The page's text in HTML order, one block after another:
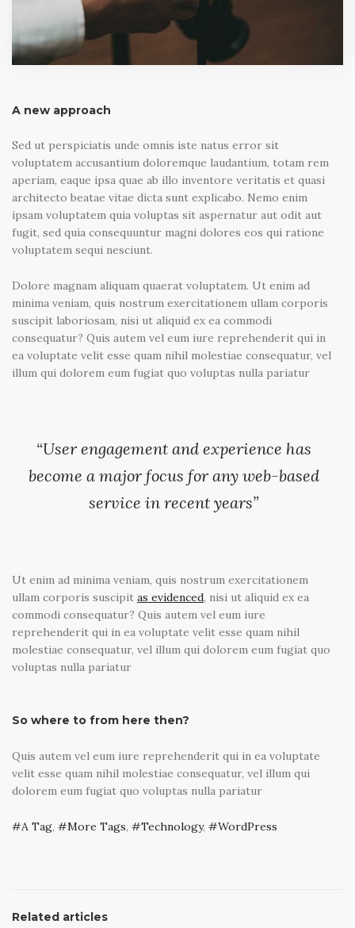
A new approach
Sed ut perspiciatis unde omnis iste natus error sit
voluptatem accusantium doloremque laudantium, totam rem
aperiam, eaque ipsa quae ab illo inventore veritatis et quasi
architecto beatae vitae dicta sunt explicabo. Nemo enim
ipsam voluptatem quia voluptas sit aspernatur aut odit aut
fugit, sed quia consequuntur magni dolores eos qui ratione
voluptatem sequi nesciunt.
Dolore magnam aliquam quaerat voluptatem. Ut enim ad
minima veniam, quis nostrum exercitationem ullam corporis
suscipit laboriosam, nisi ut aliquid ex ea commodi
consequatur? Quis autem vel eum iure reprehenderit qui in
ea voluptate velit esse quam nihil molestiae consequatur, vel
illum qui dolorem eum fugiat quo voluptas nulla pariatur
“User engagement and experience has
become a major focus for any web-based
service in recent years”
Ut enim ad minima veniam, quis nostrum exercitationem
ullam corporis suscipit as evidenced, nisi ut aliquid ex ea
commodi consequatur? Quis autem vel eum iure
reprehenderit qui in ea voluptate velit esse quam nihil
molestiae consequatur, vel illum qui dolorem eum fugiat quo
voluptas nulla pariatur
So where to from here then?
Quis autem vel eum iure reprehenderit qui in ea voluptate
velit esse quam nihil molestiae consequatur, vel illum qui
dolorem eum fugiat quo voluptas nulla pariatur
A Tag, More Tags, Technology, WordPress
Related articles